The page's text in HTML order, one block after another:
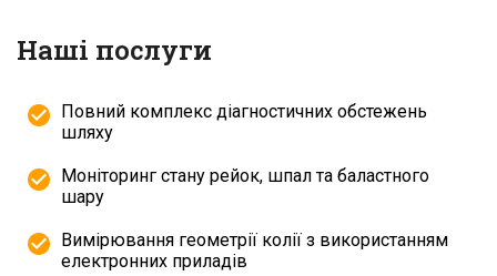
Наші послуги
Повний комплекс діагностичних обстежень
шляху
Моніторинг стану рейок, шпал та баластного
шару
Вимірювання геометрії колії з використанням
електронних приладів